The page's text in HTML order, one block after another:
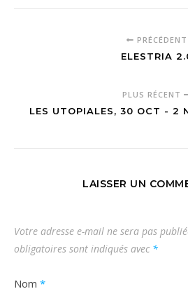
PRÉCÉDENT
ELESTRIA
PLUS RÉCENT
LES UTOPIALES, 30 OCT - 2
LAISSER UN
Votre adresse e-mail ne sera pas
obligatoires sont indiqués avec *
Nom *